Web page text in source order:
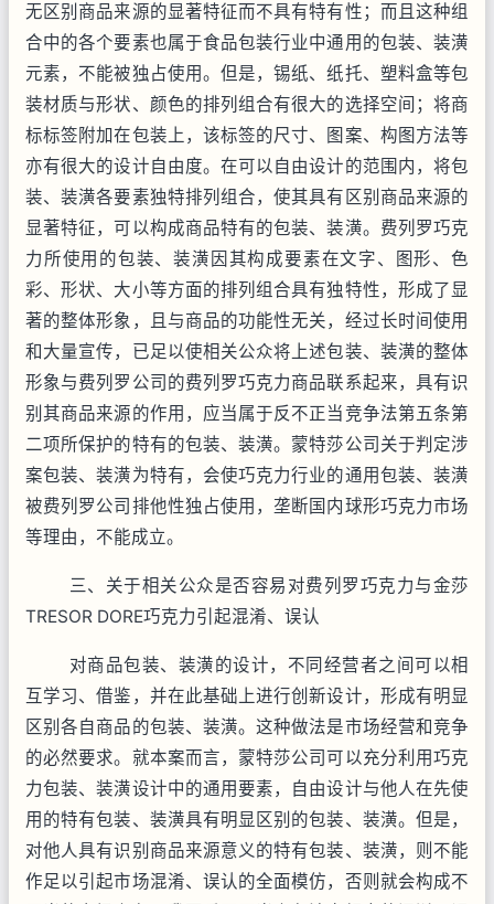
无区别商品来源的显著特征而不具有特有性；而且这种组
合中的各个要素也属于食品包装行业中通用的包装、装潢
元素，不能被独占使用。但是，锡纸、纸托、塑料盒等包
装材质与形状、颜色的排列组合有很大的选择空间；将商
标标签附加在包装上，该标签的尺寸、图案、构图方法等
亦有很大的设计自由度。在可以自由设计的范围内，将包
装、装潢各要素独特排列组合，使其具有区别商品来源的
显著特征，可以构成商品特有的包装、装潢。费列罗巧克
力所使用的包装、装潢因其构成要素在文字、图形、色
彩、形状、大小等方面的排列组合具有独特性，形成了显
著的整体形象，且与商品的功能性无关，经过长时间使用
和大量宣传，已足以使相关公众将上述包装、装潢的整体
形象与费列罗公司的费列罗巧克力商品联系起来，具有识
别其商品来源的作用，应当属于反不正当竞争法第五条第
二项所保护的特有的包装、装潢。蒙特莎公司关于判定涉
案包装、装潢为特有，会使巧克力行业的通用包装、装潢
被费列罗公司排他性独占使用，垄断国内球形巧克力市场
等理由，不能成立。
三、关于相关公众是否容易对费列罗巧克力与金莎
TRESOR DORE巧克力引起混淆、误认
对商品包装、装潢的设计，不同经营者之间可以相
互学习、借鉴，并在此基础上进行创新设计，形成有明显
区别各自商品的包装、装潢。这种做法是市场经营和竞争
的必然要求。就本案而言，蒙特莎公司可以充分利用巧克
力包装、装潢设计中的通用要素，自由设计与他人在先使
用的特有包装、装潢具有明显区别的包装、装潢。但是，
对他人具有识别商品来源意义的特有包装、装潢，则不能
作足以引起市场混淆、误认的全面模仿，否则就会构成不